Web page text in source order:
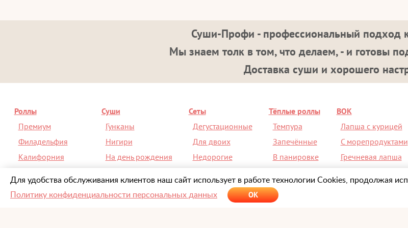
Суши-Профи - профессиональный подход
Мы знаем толк в том, что делаем, - и готовы
Доставка суши и хорошего
Роллы Суши Сеты Тёплые роллы ВОК
Премиум
Гунканы Дегустационные Темпура Лапша с курицей
Филадельфия
Нигири Для двоих Запечённые С морепродуктами
Калифорния
На день рождения Недорогие В панировке Гречневая лапша
Для удобства обслуживания клиентов наш сайт использует в работе технологии Cookies, продолжая
Политику конфиденциальности персональных данных
OK